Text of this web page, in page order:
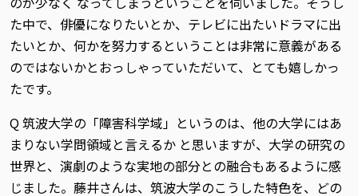
た中で、俳優になりたいとか、テレビに出たいドラマに出
たいとか、何かを努力するということは非常に意義がある
のではないかとおっしゃっていただいて、とても嬉しかっ
たです。
Q 筑波大学の「障害科学域」というのは、他の大学にはあ
まりない学問領域と言えるか と思いますが、大学の研究の
世界と、演劇のような実地の部分との融合もあるように感
じました。藤井さんは、筑波大学のこうした特色を、どの